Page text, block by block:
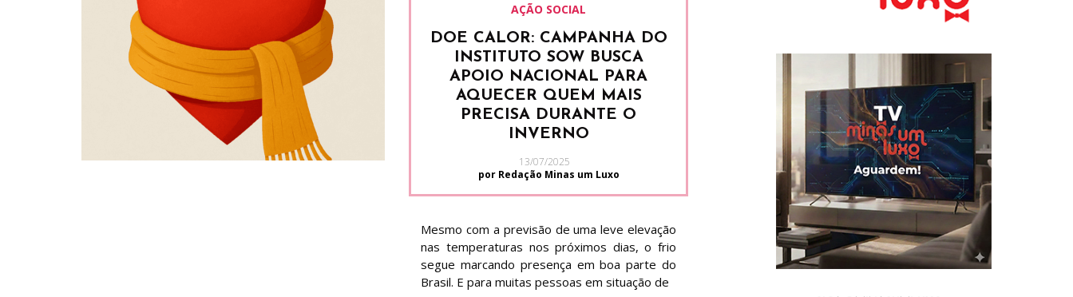
AÇÃO SOCIAL
DOE CALOR: CAMPANHA DO
INSTITUTO SOW BUSCA
APOIO NACIONAL PARA
AQUECER QUEM MAIS
PRECISA DURANTE O
INVERNO
13/07/2025
por Redação Minas um Luxo
Mesmo com a previsão de uma leve elevação
nas temperaturas nos próximos dias, o frio
segue marcando presença em boa parte do
Brasil. E para muitas pessoas em situação de